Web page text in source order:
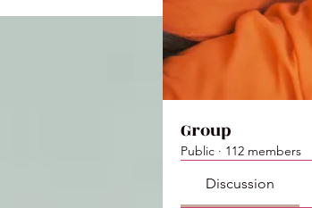
Group
Public · 112 members
Discussion